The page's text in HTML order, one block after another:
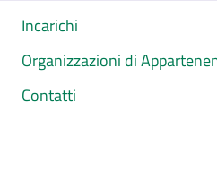
Incarichi
Organizzazioni di
Contatti